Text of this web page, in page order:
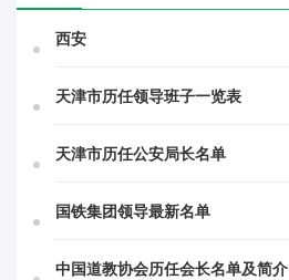
西安
天津市历任领导班子一览表
天津市历任公安局长名单
国铁集团领导最新名单
中国道教协会历任会长名单及简介